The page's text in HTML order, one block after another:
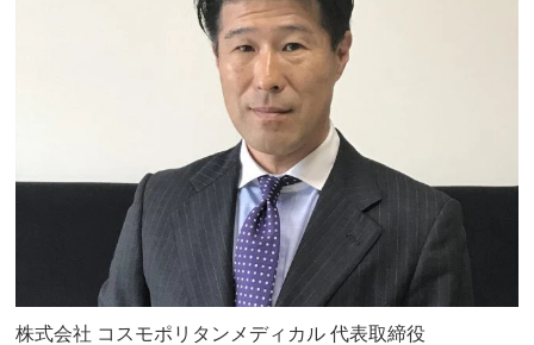
株式会社 コスモポリタンメディカル 代表取締役